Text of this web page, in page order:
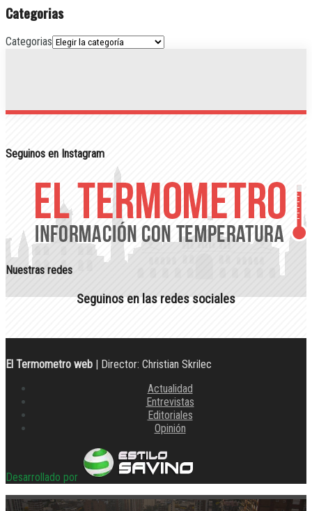
Categorias
Categorias
Seguinos en Instagram
Nuestras redes
Seguinos en las redes sociales
El Termometro web | Director: Christian Skrilec
Actualidad
Entrevistas
Editoriales
Opinión
Desarrollado por